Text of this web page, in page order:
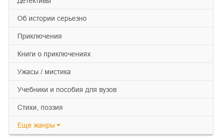
об истории серьезно
приключения
книги о приключениях
ужасы / мистика
учебники и пособия для вузов
cтихи, поэзия
Еще жанры